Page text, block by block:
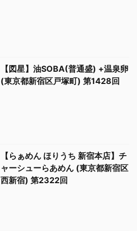
【図星】油SOBA(普通盛) +温泉卵
(東京都新宿区戸塚町) 第1428回
【らぁめん ほりうち 新宿本店】チ
ャーシューらあめん (東京都新宿区
西新宿) 第2322回